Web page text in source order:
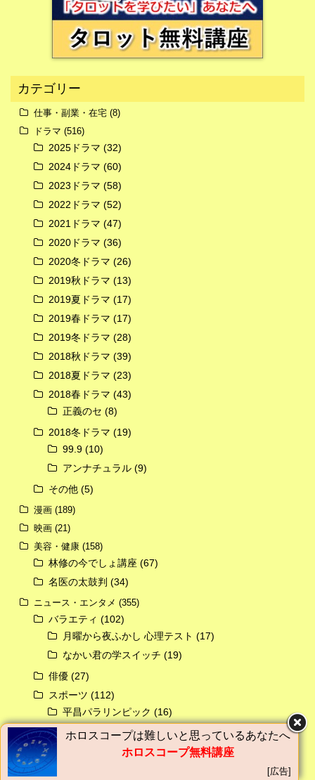
カテゴリー
仕事・副業・在宅 (8)
ドラマ (516)
2025ドラマ (32)
2024ドラマ (60)
2023ドラマ (58)
2022ドラマ (52)
2021ドラマ (47)
2020ドラマ (36)
2020冬ドラマ (26)
2019秋ドラマ (13)
2019夏ドラマ (17)
2019春ドラマ (17)
2019冬ドラマ (28)
2018秋ドラマ (39)
2018夏ドラマ (23)
2018春ドラマ (43)
正義のセ (8)
2018冬ドラマ (19)
99.9 (10)
アンナチュラル (9)
その他 (5)
漫画 (189)
映画 (21)
美容・健康 (158)
林修の今でしょ講座 (67)
名医の太鼓判 (34)
ニュース・エンタメ (355)
バラエティ (102)
月曜から夜ふかし 心理テスト (17)
なかい君の学スイッチ (19)
俳優 (27)
スポーツ (112)
平昌パラリンピック (16)
平昌オリンピック(52)
ランキング
グルメ
ホロスコープは難しいと思っているあなたへ
ホロスコープ無料講座
[広告]